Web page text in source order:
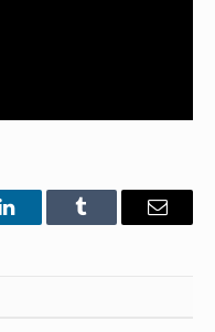
LinkedInTumblr
E-